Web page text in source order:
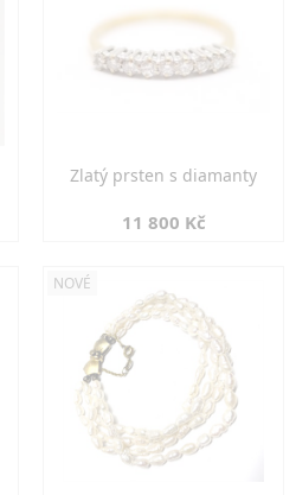
Zlatý prsten s diamanty
11 800 Kč
NOVÉ